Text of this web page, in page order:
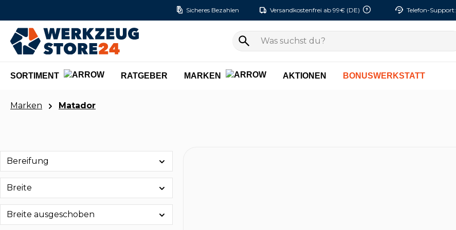
Sicheres Bezahlen Versandkostenfrei ab 99€ (DE) Telefon-Support:
SORTIMENT RATGEBER MARKEN AKTIONEN BONUSWERKSTATT
Marken Matador
Bereifung
Breite
Breite ausgeschoben